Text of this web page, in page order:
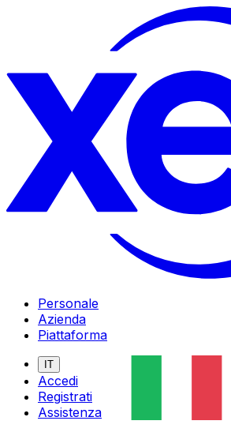
Personale
Azienda
Piattaforma
IT
Accedi
Registrati
Assistenza